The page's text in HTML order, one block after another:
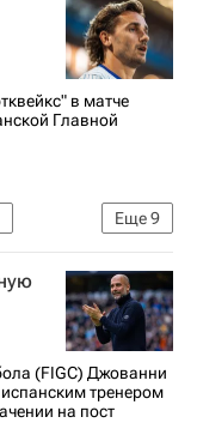
Спорт
в матче
Главной
Еще9
Охеда
(FIGC) Джованни
тренером
на пост